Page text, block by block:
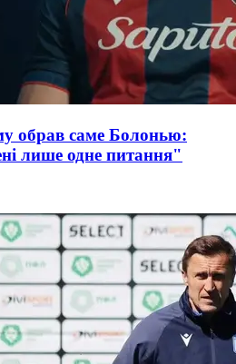
обрав саме Болонью:
лише одне питання"